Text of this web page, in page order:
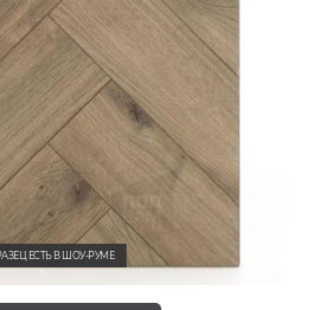
ЕСТЬ В ШОУ-РУМЕ